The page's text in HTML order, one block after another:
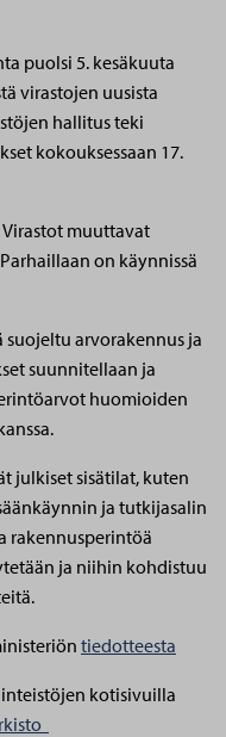
puolsi 5. kesäkuuta
virastojen uusista
hallitus teki
kokouksessaan 17.
muuttavat
on käynnissä
suojeltu arvorakennus ja
suunnitellaan ja
huomioiden
julkiset sisätilat, kuten
ja tutkijasalin
rakennusperintöä
ja niihin kohdistuu
tiedotteesta
kotisivuilla